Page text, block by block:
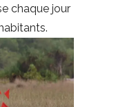
chaque jour